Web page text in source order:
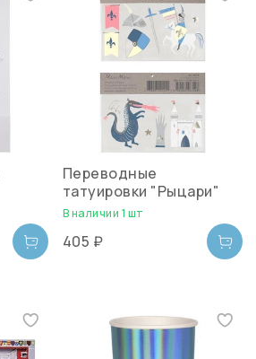
Переводные
татуировки "Рыцари"
В наличии 1 шт
405 ₽